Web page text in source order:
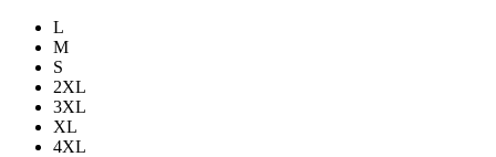
L
M
S
2XL
3XL
XL
4XL